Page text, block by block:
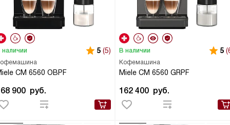
CM 6560 OBPF
наличии 5 (5)
900 руб.
Кофемашина
Miele CM 6560 GRPF
В наличии 5
162 400 руб.